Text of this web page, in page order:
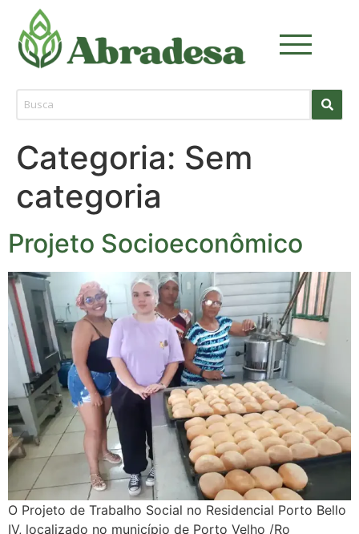
Categoria: Sem
categoria
Projeto Socioeconômico
O Projeto de Trabalho Social no Residencial Porto Bello
IV, localizado no município de Porto Velho /Ro